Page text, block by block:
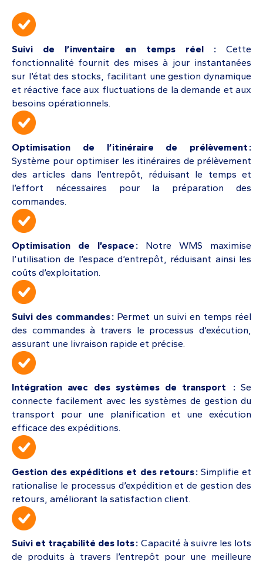
Suivi de l’inventaire en temps réel : Cette
fonctionnalité fournit des mises à jour instantanées
sur l’état des stocks, facilitant une gestion dynamique
et réactive face aux fluctuations de la demande et aux
besoins opérationnels.
Optimisation de l’itinéraire de prélèvement :
Système pour optimiser les itinéraires de prélèvement
des articles dans l’entrepôt, réduisant le temps et
l’effort nécessaires pour la préparation des
commandes.
Optimisation de l’espace : Notre WMS maximise
l’utilisation de l’espace d’entrepôt, réduisant ainsi les
coûts d’exploitation.
Suivi des commandes :Permet un suivi en temps réel
des commandes à travers le processus d’exécution,
assurant une livraison rapide et précise.
Intégration avec des systèmes de transport :Se
connecte facilement avec les systèmes de gestion du
transport pour une planification et une exécution
efficace des expéditions.
Gestion des expéditions et des retours :Simplifie et
rationalise le processus d’expédition et de gestion des
retours, améliorant la satisfaction client.
Suivi et traçabilité des lots : Capacité à suivre les lots
de produits à travers l’entrepôt pour une meilleure